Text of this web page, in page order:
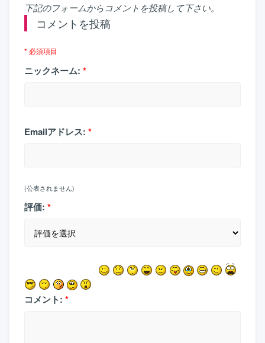
下記のフォームからコメントを投稿して下さい。
コメントを投稿
* 必須項目
ニックネーム: *
Emailアドレス: *
(公表されません)
評価: *
コメント: *